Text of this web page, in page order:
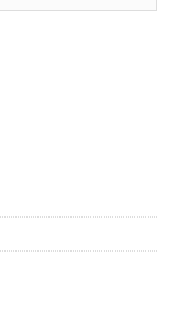
Adapter รุ่น